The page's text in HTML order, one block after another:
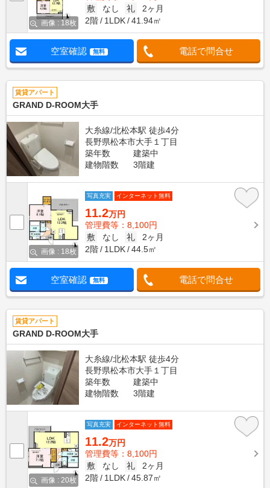
画像 : 18枚
敷
なし 礼
2ヶ月
2階
1LDK 41.94㎡
空室確認 無料 電話で問合せ
賃貸アパート
GRAND D-ROOM大手
大糸線/北松本駅 徒歩4分
長野県松本市大手１丁目
築年数
建築中
建物階数
3階建
画像 : 18枚
写真充実 インターネット無料
11.2万円
管理費等：8,100円
敷
なし 礼
2ヶ月
2階
1LDK 44.5㎡
空室確認 無料 電話で問合せ
賃貸アパート
GRAND D-ROOM大手
大糸線/北松本駅 徒歩4分
長野県松本市大手１丁目
築年数
建築中
建物階数
3階建
画像 : 20枚
写真充実 インターネット無料
11.2万円
管理費等：8,100円
敷
なし 礼
2ヶ月
2階
1LDK 45.87㎡